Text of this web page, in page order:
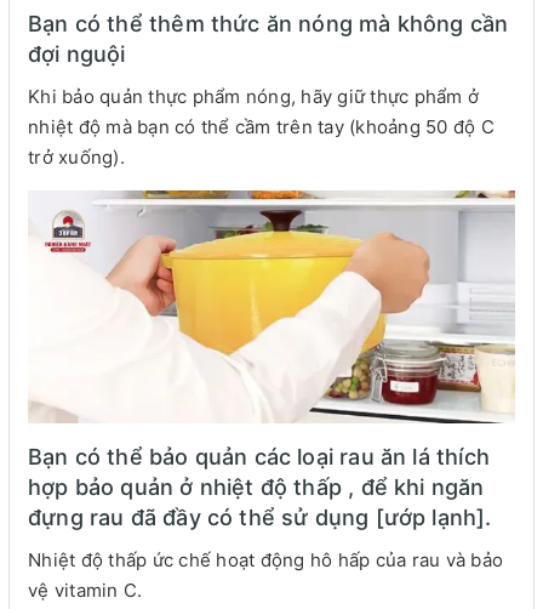
Bạn có thể thêm thức ăn nóng mà không cần
đợi nguội
Khi bảo quản thực phẩm nóng, hãy giữ thực phẩm ở
nhiệt độ mà bạn có thể cầm trên tay (khoảng 50 độ C
trở xuống).
Bạn có thể bảo quản các loại rau ăn lá thích
hợp bảo quản ở nhiệt độ thấp , để khi ngăn
đựng rau đã đầy có thể sử dụng [ướp lạnh].
Nhiệt độ thấp ức chế hoạt động hô hấp của rau và bảo
vệ vitamin C.